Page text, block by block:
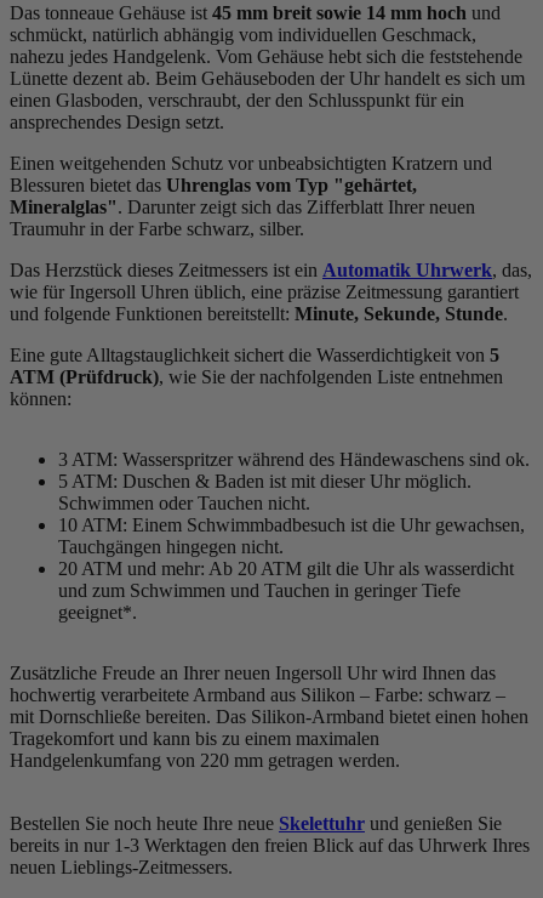
Das tonneaue Gehäuse ist 45 mm breit sowie 14 mm hoch und
schmückt, natürlich abhängig vom individuellen Geschmack,
nahezu jedes Handgelenk. Vom Gehäuse hebt sich die feststehende
Lünette dezent ab. Beim Gehäuseboden der Uhr handelt es sich um
einen Glasboden, verschraubt, der den Schlusspunkt für ein
ansprechendes Design setzt.
Einen weitgehenden Schutz vor unbeabsichtigten Kratzern und
Blessuren bietet das Uhrenglas vom Typ "gehärtet,
Mineralglas". Darunter zeigt sich das Zifferblatt Ihrer neuen
Traumuhr in der Farbe schwarz, silber.
Das Herzstück dieses Zeitmessers ist ein Automatik Uhrwerk, das,
wie für Ingersoll Uhren üblich, eine präzise Zeitmessung garantiert
und folgende Funktionen bereitstellt: Minute, Sekunde, Stunde.
Eine gute Alltagstauglichkeit sichert die Wasserdichtigkeit von 5
ATM (Prüfdruck), wie Sie der nachfolgenden Liste entnehmen
können:
3 ATM: Wasserspritzer während des Händewaschens sind ok.
5 ATM: Duschen & Baden ist mit dieser Uhr möglich.
Schwimmen oder Tauchen nicht.
10 ATM: Einem Schwimmbadbesuch ist die Uhr gewachsen,
Tauchgängen hingegen nicht.
20 ATM und mehr: Ab 20 ATM gilt die Uhr als wasserdicht
und zum Schwimmen und Tauchen in geringer Tiefe
geeignet*.
Zusätzliche Freude an Ihrer neuen Ingersoll Uhr wird Ihnen das
hochwertig verarbeitete Armband aus Silikon – Farbe: schwarz –
mit Dornschließe bereiten. Das Silikon-Armband bietet einen hohen
Tragekomfort und kann bis zu einem maximalen
Handgelenkumfang von 220 mm getragen werden.
Bestellen Sie noch heute Ihre neue Skelettuhr und genießen Sie
bereits in nur 1-3 Werktagen den freien Blick auf das Uhrwerk Ihres
neuen Lieblings-Zeitmessers.